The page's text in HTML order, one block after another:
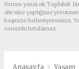
Yorum yazarak Topluluk
sitesine yaptığınız
başınıza üstleniyorsunuz.
sorumlu tutulamaz.
Anasayfa Yaşam